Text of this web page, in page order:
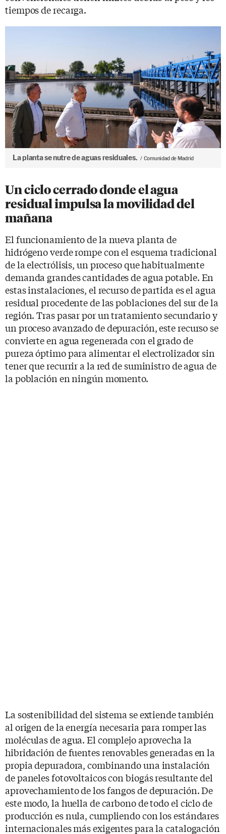
tiempos de recarga.
La planta se nutre de aguas residuales. Comunidad de Madrid
Un ciclo cerrado donde el agua
residual impulsa la movilidad del
mañana
El funcionamiento de la nueva planta de
hidrógeno verde rompe con el esquema tradicional
de la electrólisis, un proceso que habitualmente
demanda grandes cantidades de agua potable. En
estas instalaciones, el recurso de partida es el agua
residual procedente de las poblaciones del sur de la
región. Tras pasar por un tratamiento secundario y
un proceso avanzado de depuración, este recurso se
convierte en agua regenerada con el grado de
pureza óptimo para alimentar el electrolizador sin
tener que recurrir a la red de suministro de agua de
la población en ningún momento.
La sostenibilidad del sistema se extiende también
al origen de la energía necesaria para romper las
moléculas de agua. El complejo aprovecha la
hibridación de fuentes renovables generadas en la
propia depuradora, combinando una instalación
de paneles fotovoltaicos con biogás resultante del
aprovechamiento de los fangos de depuración. De
este modo, la huella de carbono de todo el ciclo de
producción es nula, cumpliendo con los estándares
internacionales más exigentes para la catalogación